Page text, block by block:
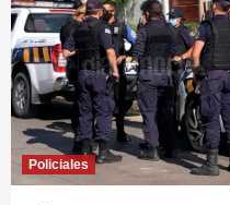
Policiales